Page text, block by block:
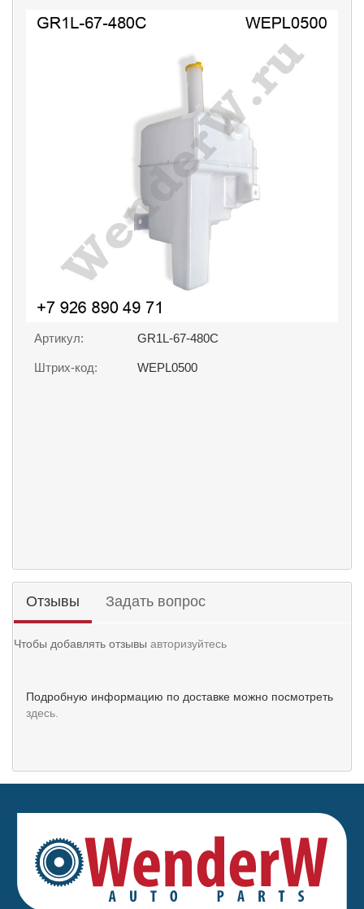
Артикул: GR1L-67-480C
Штрих-код: WEPL0500
Отзывы Задать вопрос
Чтобы добавлять отзывы авторизуйтесь
Подробную информацию по доставке можно посмотреть
здесь.